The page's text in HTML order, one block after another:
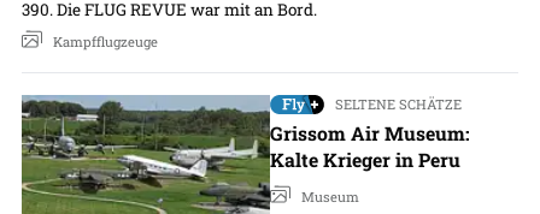
390. Die FLUG REVUE war mit an Bord.
Kampfflugzeuge
SELTENE SCHÄTZE
Grissom Air Museum:
Kalte Krieger in Peru
Museum